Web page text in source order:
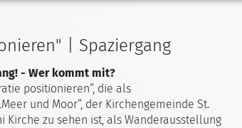
| Spaziergang
- Wer kommt mit?
positionieren“, die als
und Moor“, der Kirchengemeinde St.
zu sehen ist, als Wanderausstellung